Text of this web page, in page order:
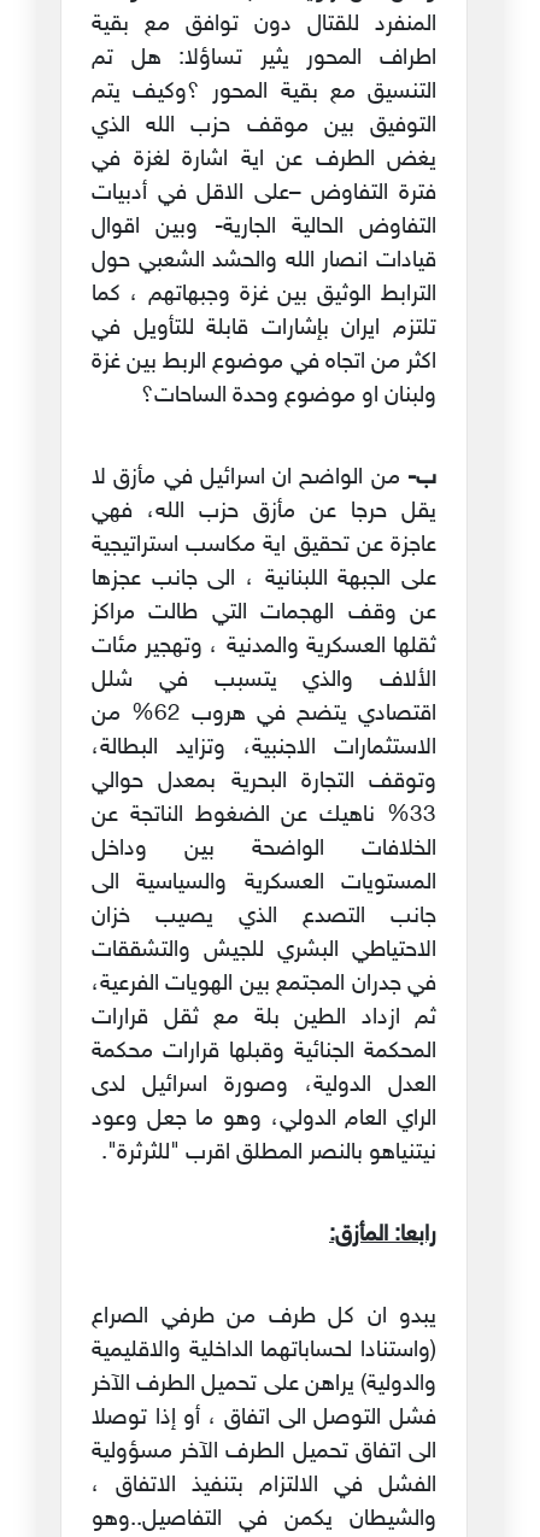
المنفرد للقتال دون توافق مع بقية
اطراف المحور يثير تساؤلا: هل تم
التنسيق مع بقية المحور ؟وكيف يتم
التوفيق بين موقف حزب الله الذي
يغض الطرف عن اية اشارة لغزة في
فترة التفاوض –على الاقل في أدبيات
التفاوض الحالية الجارية- وبين اقوال
قيادات انصار الله والحشد الشعبي حول
الترابط الوثيق بين غزة وجبهاتهم ، كما
تلتزم ايران بإشارات قابلة للتأويل في
اكثر من اتجاه في موضوع الربط بين غزة
ولبنان او موضوع وحدة الساحات؟
ب‌- من الواضح ان اسرائيل في مأزق لا
يقل حرجا عن مأزق حزب الله، فهي
عاجزة عن تحقيق اية مكاسب استراتيجية
على الجبهة اللبنانية ، الى جانب عجزها
عن وقف الهجمات التي طالت مراكز
ثقلها العسكرية والمدنية ، وتهجير مئات
الألاف والذي يتسبب في شلل
اقتصادي يتضح في هروب 62% من
الاستثمارات الاجنبية، وتزايد البطالة،
وتوقف التجارة البحرية بمعدل حوالي
33% ناهيك عن الضغوط الناتجة عن
الخلافات الواضحة بين وداخل
المستويات العسكرية والسياسية الى
جانب التصدع الذي يصيب خزان
الاحتياطي البشري للجيش والتشققات
في جدران المجتمع بين الهويات الفرعية،
ثم ازداد الطين بلة مع ثقل قرارات
المحكمة الجنائية وقبلها قرارات محكمة
العدل الدولية، وصورة اسرائيل لدى
الراي العام الدولي، وهو ما جعل وعود
نيتنياهو بالنصر المطلق اقرب "للثرثرة".
رابعا: المأزق:
يبدو ان كل طرف من طرفي الصراع
(واستنادا لحساباتهما الداخلية والاقليمية
والدولية) يراهن على تحميل الطرف الآخر
فشل التوصل الى اتفاق ، أو إذا توصلا
الى اتفاق تحميل الطرف الآخر مسؤولية
الفشل في الالتزام بتنفيذ الاتفاق ،
والشيطان يكمن في التفاصيل..وهو